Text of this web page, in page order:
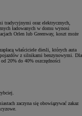
tradycyjnymi oraz elektrycznych,
ładowanych w domu wynosi
Orlen lub Greenway, koszt może
właściciele diesli, których auta
z silnikami benzynowymi. Dla
20% do 40% oszczędności
zaczyna się obowiązywać zakaz